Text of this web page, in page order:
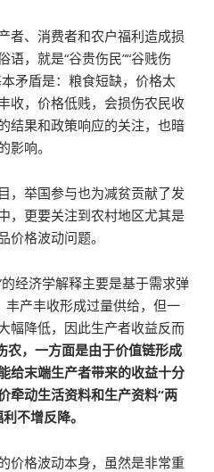
者、消费者和农户福利造成损
，就是“谷贵伤民”“谷贱伤
矛盾是：粮食短缺，价格太
收，价格低贱，会损伤农民收
结果和政策响应的关注，也暗
影响。
，举国参与也为减贫贡献了发
，更要关注到农村地区尤其是
价格波动问题。
的经济学解释主要是基于需求弹
丰产丰收形成过量供给，但一
幅降低，因此生产者收益反而
农，一方面是由于价值链形成
给末端生产者带来的收益十分
牵动生活资料和生产资料“两
不增反降。
价格波动本身，虽然是非常重